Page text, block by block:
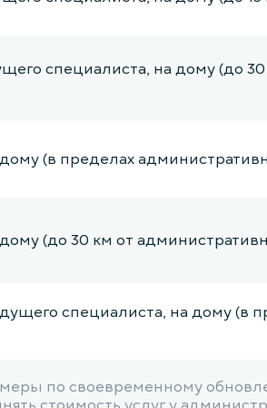
специалиста, на дому (до
(в пределах
(до 30 км от
специалиста, на дому (в
специалиста, на дому
по своевременному